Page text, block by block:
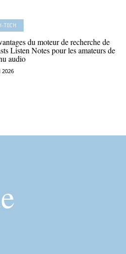
TECH
du moteur de recherche de
Listen Notes pour les amateurs de
audio
2026